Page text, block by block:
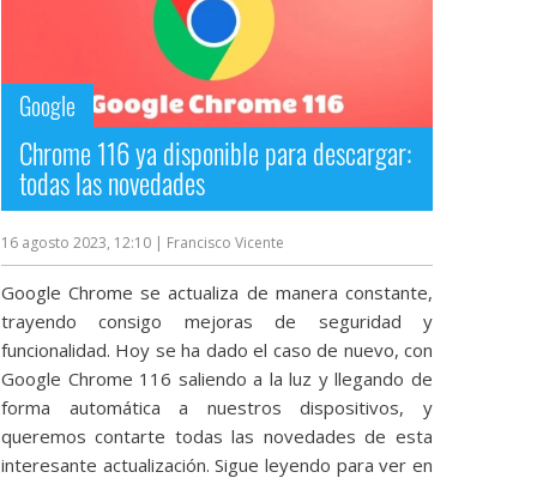
Google
Chrome 116 ya disponible para descargar:
todas las novedades
16 agosto 2023, 12:10 | Francisco Vicente
Google Chrome se actualiza de manera constante,
trayendo consigo mejoras de seguridad y
funcionalidad. Hoy se ha dado el caso de nuevo, con
Google Chrome 116 saliendo a la luz y llegando de
forma automática a nuestros dispositivos, y
queremos contarte todas las novedades de esta
interesante actualización. Sigue leyendo para ver en